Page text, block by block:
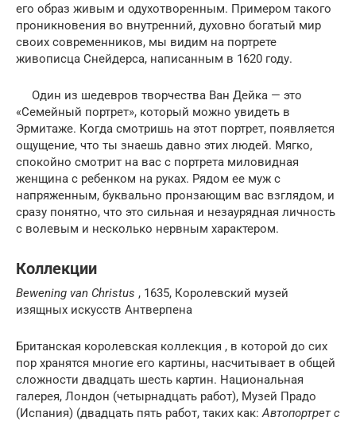
его образ живым и одухотворенным. Примером такого
проникновения во внутренний, духовно богатый мир
своих современников, мы видим на портрете
живописца Снейдерса, написанным в 1620 году.
Один из шедевров творчества Ван Дейка — это
«Семейный портрет», который можно увидеть в
Эрмитаже. Когда смотришь на этот портрет, появляется
ощущение, что ты знаешь давно этих людей. Мягко,
спокойно смотрит на вас с портрета миловидная
женщина с ребенком на руках. Рядом ее муж с
напряженным, буквально пронзающим вас взглядом, и
сразу понятно, что это сильная и незаурядная личность
с волевым и несколько нервным характером.
Коллекции
Bewening van Christus , 1635, Королевский музей
изящных искусств Антверпена
Британская королевская коллекция , в которой до сих
пор хранятся многие его картины, насчитывает в общей
сложности двадцать шесть картин. Национальная
галерея, Лондон (четырнадцать работ), Музей Прадо
(Испания) (двадцать пять работ, таких как: Автопортрет с